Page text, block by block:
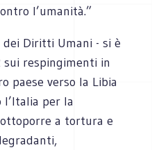
l’umanità.”
dei Diritti Umani - si è
respingimenti in
paese verso la Libia
per la
a tortura e